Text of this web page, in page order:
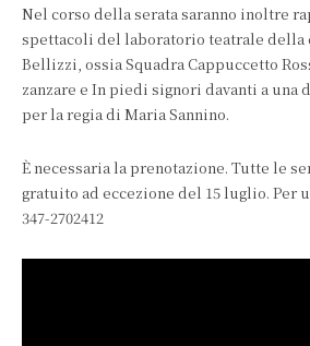
Nel corso della serata saranno inoltre
spettacoli del laboratorio teatrale della
Bellizzi, ossia Squadra Cappuccetto
zanzare e In piedi signori davanti a una
per la regia di Maria Sannino.
È necessaria la prenotazione. Tutte le
gratuito ad eccezione del 15 luglio.
347-2702412